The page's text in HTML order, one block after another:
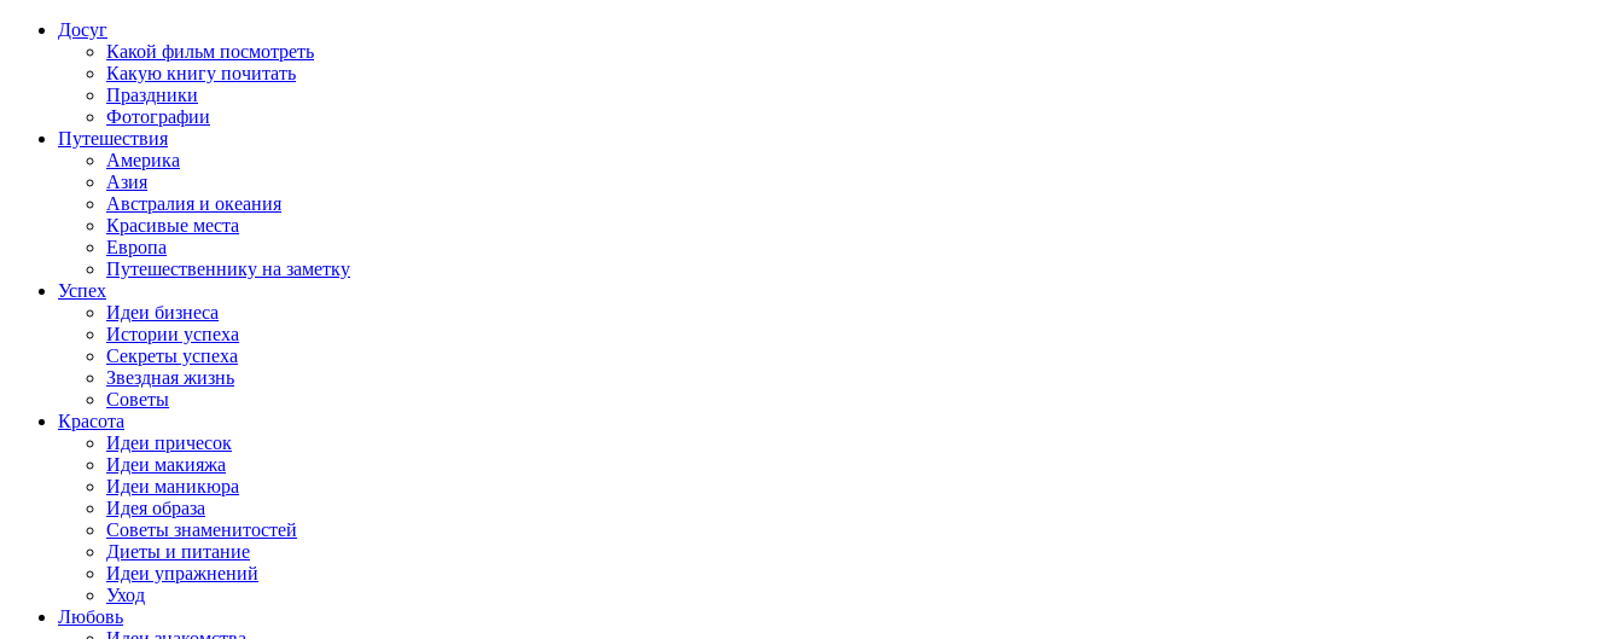
Досуг
Какой фильм посмотреть
Какую книгу почитать
Праздники
Фотографии
Путешествия
Америка
Азия
Австралия и океания
Красивые места
Европа
Путешественнику на заметку
Успех
Идеи бизнеса
Истории успеха
Секреты успеха
Звездная жизнь
Советы
Красота
Идеи причесок
Идеи макияжа
Идеи маникюра
Идея образа
Советы знаменитостей
Диеты и питание
Идеи упражнений
Уход
Любовь